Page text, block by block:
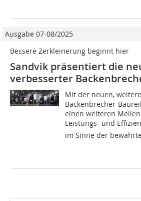
Ausgabe 07-08/2025
Bessere Zerkleinerung beginnt hier
Sandvik präsentiert die
verbesserter
Mit der neuen,
Backenbrecher-
einen weiteren
Leistungs- und
im Sinne der